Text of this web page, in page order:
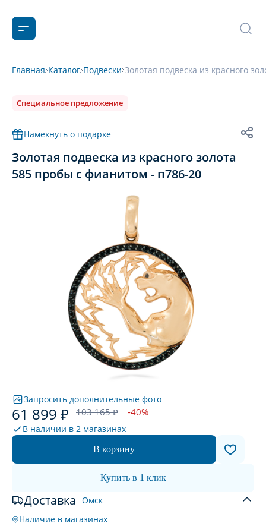
Главная Каталог Подвески Золотая подвеска из красного
Специальное предложение
Намекнуть о подарке
Золотая подвеска из красного золота
585 пробы с фианитом - п786-20
Запросить дополнительные фото
61 899 ₽ 103 165 ₽ -40%
В наличии в 2 магазинах
В корзину
Купить в 1 клик
Доставка Омск
Наличие в магазинах